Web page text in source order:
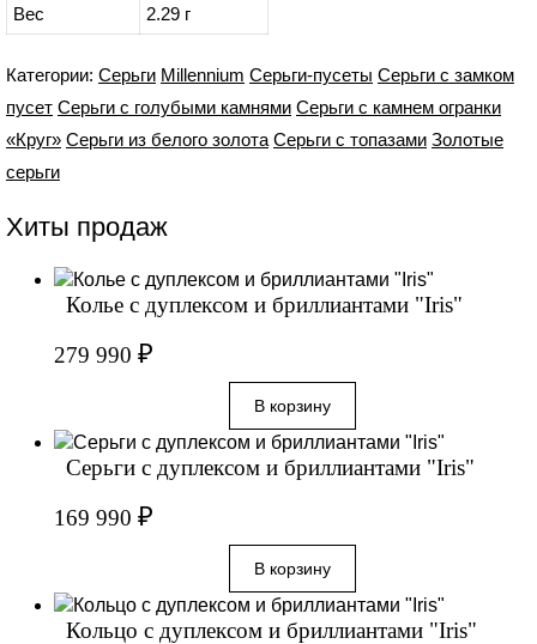
Вес
2.29 г
Категории: Серьги Millennium Серьги-пусеты Серьги с замком
пусет Серьги с голубыми камнями Серьги с камнем огранки
«Круг» Серьги из белого золота Серьги с топазами Золотые
серьги
Хиты продаж
Колье с дуплексом и бриллиантами "Iris"
279 990 ₽
Серьги с дуплексом и бриллиантами "Iris"
169 990 ₽
Кольцо с дуплексом и бриллиантами "Iris"